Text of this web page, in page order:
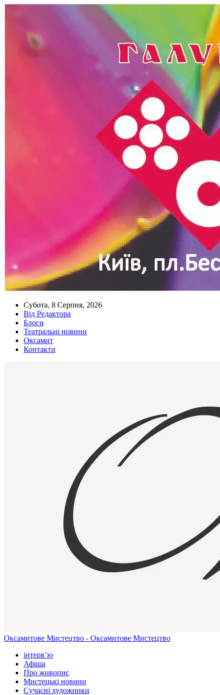
Субота, 8 Серпня, 2026
Від Редактора
Блоги
Театральні новини
Оксамит
Контакти
Оксамитове Мистецтво - Оксамитове Мистецтво
інтерв’ю
Афіша
Про живопис
Мистецькі новини
Сучасні художники